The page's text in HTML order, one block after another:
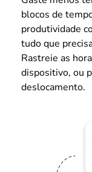
blocos de
produtividade
tudo que
Rastreie as
dispositivo, ou
deslocamento.